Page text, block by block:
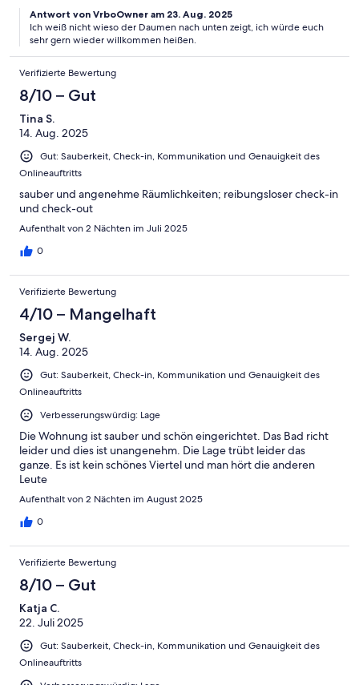
Antwort von VrboOwner am 23. Aug. 2025
Ich weiß nicht wieso der Daumen nach unten zeigt, ich würde euch
sehr gern wieder willkommen heißen.
Verifizierte Bewertung
8/10 – Gut
Tina S.
14. Aug. 2025
Gut: Sauberkeit, Check-in, Kommunikation und Genauigkeit des
Onlineauftritts
sauber und angenehme Räumlichkeiten; reibungsloser check-in
und check-out
Aufenthalt von 2 Nächten im Juli 2025
0
Verifizierte Bewertung
4/10 – Mangelhaft
Sergej W.
14. Aug. 2025
Gut: Sauberkeit, Check-in, Kommunikation und Genauigkeit des
Onlineauftritts
Verbesserungswürdig: Lage
Die Wohnung ist sauber und schön eingerichtet. Das Bad richt
leider und dies ist unangenehm. Die Lage trübt leider das
ganze. Es ist kein schönes Viertel und man hört die anderen
Leute
Aufenthalt von 2 Nächten im August 2025
0
Verifizierte Bewertung
8/10 – Gut
Katja C.
22. Juli 2025
Gut: Sauberkeit, Check-in, Kommunikation und Genauigkeit des
Onlineauftritts